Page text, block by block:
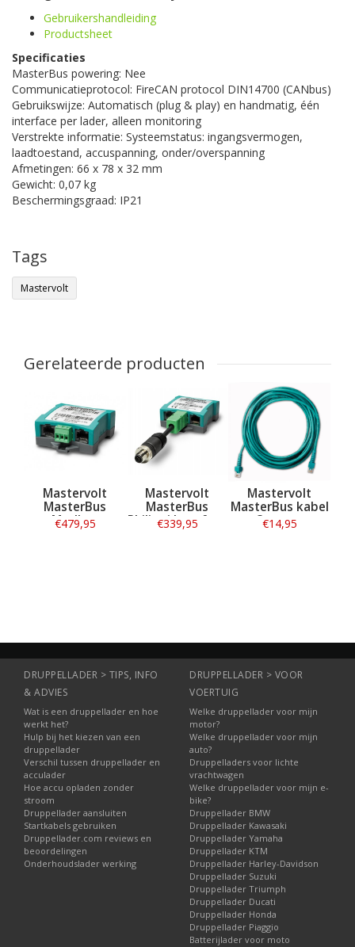
Gebruikershandleiding
Productsheet
Specificaties
MasterBus powering: Nee
Communicatieprotocol: FireCAN protocol DIN14700 (CANbus)
Gebruikswijze: Automatisch (plug & play) en handmatig, één
interface per lader, alleen monitoring
Verstrekte informatie: Systeemstatus: ingangsvermogen,
laadtoestand, accuspanning, onder/overspanning
Afmetingen: 66 x 78 x 32 mm
Gewicht: 0,07 kg
Beschermingsgraad: IP21
Tags
Mastervolt
Gerelateerde producten
Mastervolt
MasterBus
Modbus
Interface
€479,95
Mastervolt
MasterBus
Philippi Interface
€339,95
Mastervolt
MasterBus kabel
3 meter
€14,95
DRUPPELLADER > TIPS, INFO
& ADVIES
Wat is een druppellader en hoe
werkt het?
Hulp bij het kiezen van een
druppellader
Verschil tussen druppellader en
acculader
Hoe accu opladen zonder
stroom
Druppellader aansluiten
Startkabels gebruiken
Druppellader.com reviews en
beoordelingen
Onderhoudslader werking
DRUPPELLADER > VOOR
VOERTUIG
Welke druppellader voor mijn
motor?
Welke druppellader voor mijn
auto?
Druppelladers voor lichte
vrachtwagen
Welke druppellader voor mijn e-
bike?
Druppellader BMW
Druppellader Kawasaki
Druppellader Yamaha
Druppellader KTM
Druppellader Harley-Davidson
Druppellader Suzuki
Druppellader Triumph
Druppellader Ducati
Druppellader Honda
Druppellader Piaggio
Batterijlader voor moto